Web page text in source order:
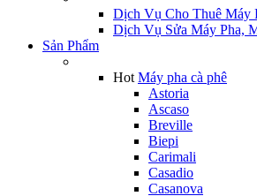
Dịch Vụ Cho Thuê Máy
Dịch Vụ Sửa Máy Pha,
Sản Phẩm
Hot Máy pha cà phê
Astoria
Ascaso
Breville
Biepi
Carimali
Casadio
Casanova